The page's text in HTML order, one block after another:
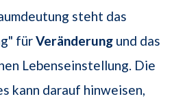
steht das
fürVeränderung und das
Lebenseinstellung. Die
kann darauf hinweisen,